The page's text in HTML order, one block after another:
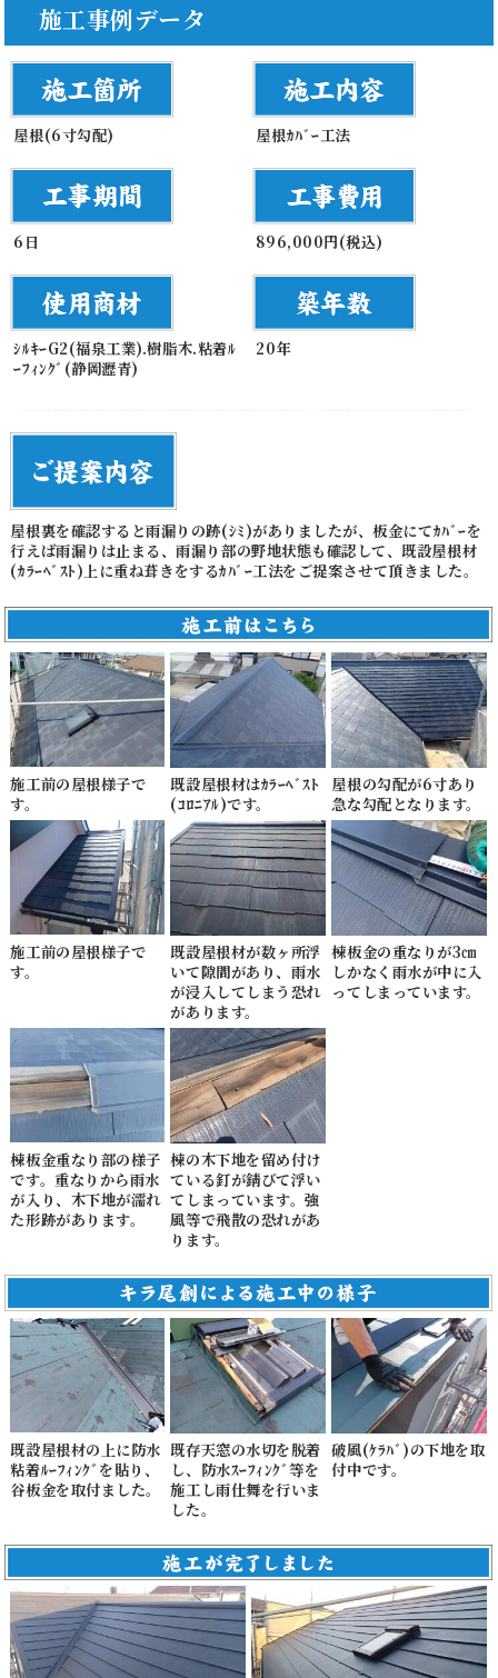
施工事例データ
屋根(6寸勾配) 屋根ｶﾊﾞｰ工法
6日 896,000円(税込)
ｼﾙｷｰG2(福泉工業).樹脂木.粘着ﾙ
ｰﾌｨﾝｸﾞ(静岡瀝青)
20年
屋根裏を確認すると雨漏りの跡(ｼﾐ)がありましたが、板金にてｶﾊﾞｰを
行えば雨漏りは止まる、雨漏り部の野地状態も確認して、既設屋根材
(ｶﾗｰﾍﾞｽﾄ)上に重ね葺きをするｶﾊﾞｰ工法をご提案させて頂きました。
施工前の屋根様子で
す。
既設屋根材はｶﾗｰﾍﾞｽﾄ
(ｺﾛﾆｱﾙ)です。
屋根の勾配が6寸あり
急な勾配となります。
施工前の屋根様子で
す。
既設屋根材が数ヶ所浮
いて隙間があり、雨水
が浸入してしまう恐れ
があります。
棟板金の重なりが3㎝
しかなく雨水が中に入
ってしまっています。
棟板金重なり部の様子
です。重なりから雨水
が入り、木下地が濡れ
た形跡があります。
棟の木下地を留め付け
ている釘が錆びて浮い
てしまっています。強
風等で飛散の恐れがあ
ります。
既設屋根材の上に防水
粘着ﾙｰﾌｨﾝｸﾞを貼り、
谷板金を取付ました。
既存天窓の水切を脱着
し、防水ｽｰﾌｨﾝｸﾞ等を
施工し雨仕舞を行いま
した。
破風(ｹﾗﾊﾞ)の下地を取
付中です。